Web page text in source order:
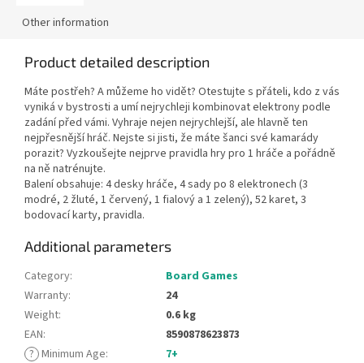
Other information
Product detailed description
Máte postřeh? A můžeme ho vidět? Otestujte s přáteli, kdo z vás
vyniká v bystrosti a umí nejrychleji kombinovat elektrony podle
zadání před vámi. Vyhraje nejen nejrychlejší, ale hlavně ten
nejpřesnější hráč. Nejste si jisti, že máte šanci své kamarády
porazit? Vyzkoušejte nejprve pravidla hry pro 1 hráče a pořádně
na ně natrénujte.
Balení obsahuje: 4 desky hráče, 4 sady po 8 elektronech (3
modré, 2 žluté, 1 červený, 1 fialový a 1 zelený), 52 karet, 3
bodovací karty, pravidla.
Additional parameters
Category:
Board Games
Warranty:
24
Weight:
0.6 kg
EAN:
8590878623873
? Minimum Age:
7+